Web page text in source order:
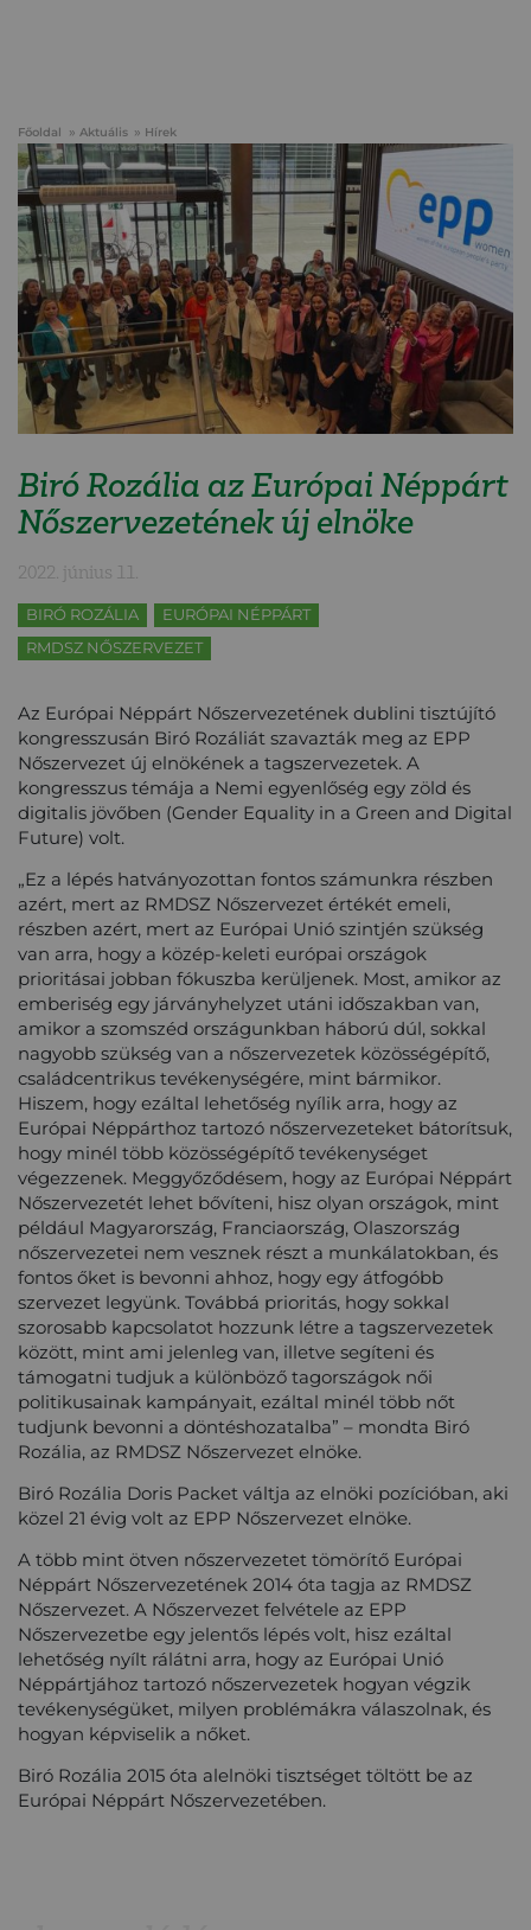
Főoldal Aktuális Hírek
Biró Rozália az Európai Néppárt
Nőszervezetének új elnöke
2022. június 11.
BIRÓ ROZÁLIA
EURÓPAI NÉPPÁRT
RMDSZ NŐSZERVEZET
Az Európai Néppárt Nőszervezetének dublini tisztújító
kongresszusán Biró Rozáliát szavazták meg az EPP
Nőszervezet új elnökének a tagszervezetek. A
kongresszus témája a Nemi egyenlőség egy zöld és
digitalis jövőben (Gender Equality in a Green and Digital
Future) volt.
„Ez a lépés hatványozottan fontos számunkra részben
azért, mert az RMDSZ Nőszervezet értékét emeli,
részben azért, mert az Európai Unió szintjén szükség
van arra, hogy a közép-keleti európai országok
prioritásai jobban fókuszba kerüljenek. Most, amikor az
emberiség egy járványhelyzet utáni időszakban van,
amikor a szomszéd országunkban háború dúl, sokkal
nagyobb szükség van a nőszervezetek közösségépítő,
családcentrikus tevékenységére, mint bármikor.
Hiszem, hogy ezáltal lehetőség nyílik arra, hogy az
Európai Néppárthoz tartozó nőszervezeteket bátorítsuk,
hogy minél több közösségépítő tevékenységet
végezzenek. Meggyőződésem, hogy az Európai Néppárt
Nőszervezetét lehet bővíteni, hisz olyan országok, mint
például Magyarország, Franciaország, Olaszország
nőszervezetei nem vesznek részt a munkálatokban, és
fontos őket is bevonni ahhoz, hogy egy átfogóbb
szervezet legyünk. Továbbá prioritás, hogy sokkal
szorosabb kapcsolatot hozzunk létre a tagszervezetek
között, mint ami jelenleg van, illetve segíteni és
támogatni tudjuk a különböző tagországok női
politikusainak kampányait, ezáltal minél több nőt
tudjunk bevonni a döntéshozatalba” – mondta Biró
Rozália, az RMDSZ Nőszervezet elnöke.
Biró Rozália Doris Packet váltja az elnöki pozícióban, aki
közel 21 évig volt az EPP Nőszervezet elnöke.
A több mint ötven nőszervezetet tömörítő Európai
Néppárt Nőszervezetének 2014 óta tagja az RMDSZ
Nőszervezet. A Nőszervezet felvétele az EPP
Nőszervezetbe egy jelentős lépés volt, hisz ezáltal
lehetőség nyílt rálátni arra, hogy az Európai Unió
Néppártjához tartozó nőszervezetek hogyan végzik
tevékenységüket, milyen problémákra válaszolnak, és
hogyan képviselik a nőket.
Biró Rozália 2015 óta alelnöki tisztséget töltött be az
Európai Néppárt Nőszervezetében.